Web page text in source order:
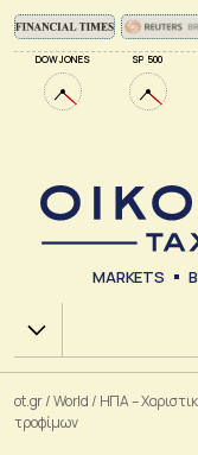
DOW JONES SP 500
MARKETS
Χ.Α.
ot.gr/World / ΗΠΑ –
τροφίμων